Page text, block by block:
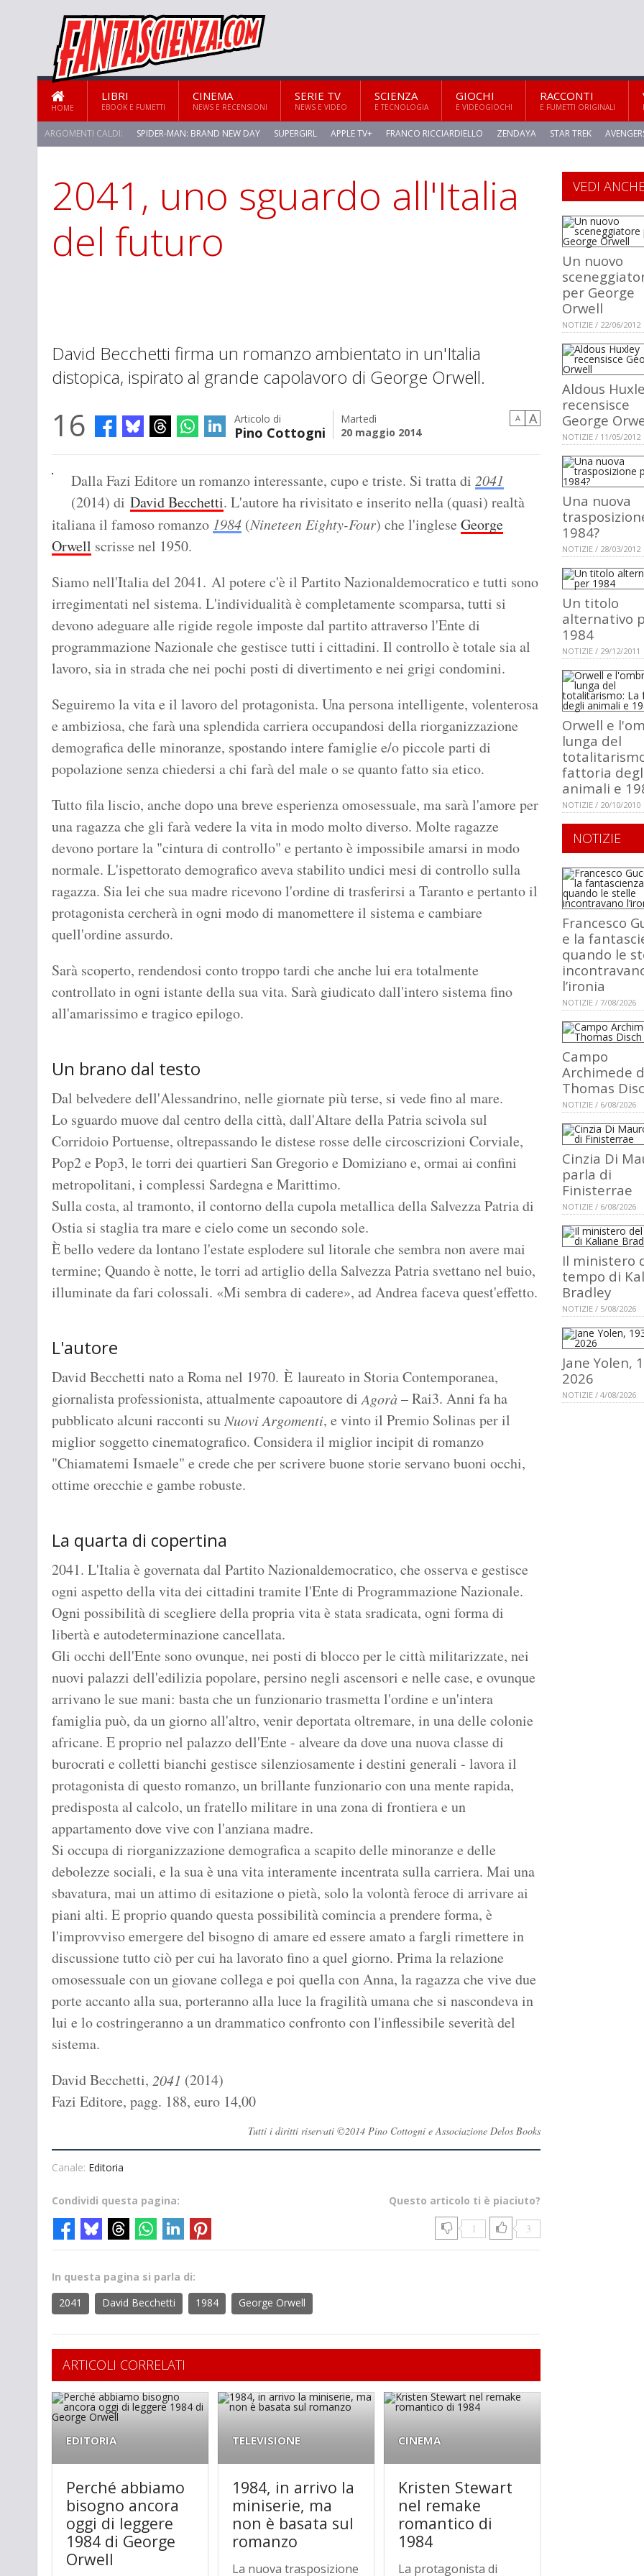
HOME
LIBRI
EBOOK E FUMETTI
CINEMA
NEWS E RECENSIONI
SERIE TV
NEWS E VIDEO
SCIENZA
E TECNOLOGIA
GIOCHI
E VIDEOGIOCHI
RACCONTI
E FUMETTI ORIGINALI
ARGOMENTI CALDI: SPIDER-MAN: BRAND NEW DAY SUPERGIRL APPLE TV+ FRANCO RICCIARDIELLO ZENDAYA STAR TREK
STAR TREK: STRANGE NEW WORLDS
2041, uno sguardo all'Italia
del futuro
David Becchetti firma un romanzo ambientato in un'Italia
distopica, ispirato al grande capolavoro di George Orwell.
16 Articolo di
Pino Cottogni
Martedì
20 maggio 2014
A A
Dalla Fazi Editore un romanzo interessante, cupo e triste. Si tratta di 2041
(2014) di David Becchetti. L'autore ha rivisitato e inserito nella (quasi) realtà
italiana il famoso romanzo 1984 (Nineteen Eighty-Four) che l'inglese George
Orwell scrisse nel 1950.
Siamo nell'Italia del 2041. Al potere c'è il Partito Nazionaldemocratico e tutti sono
irregimentati nel sistema. L'individualità è completamente scomparsa, tutti si
devono adeguare alle rigide regole imposte dal partito attraverso l'Ente di
programmazione Nazionale che gestisce tutti i cittadini. Il controllo è totale sia al
lavoro, sia in strada che nei pochi posti di divertimento e nei grigi condomini.
Seguiremo la vita e il lavoro del protagonista. Una persona intelligente, volenterosa
e ambiziosa, che farà una splendida carriera occupandosi della riorganizzazione
demografica delle minoranze, spostando intere famiglie e/o piccole parti di
popolazione senza chiedersi a chi farà del male o se quanto fatto sia etico.
Tutto fila liscio, anche dopo una breve esperienza omosessuale, ma sarà l'amore per
una ragazza che gli farà vedere la vita in modo molto diverso. Molte ragazze
devono portare la "cintura di controllo" e pertanto è impossibile amarsi in modo
normale. L'ispettorato demografico aveva stabilito undici mesi di controllo sulla
ragazza. Sia lei che sua madre ricevono l'ordine di trasferirsi a Taranto e pertanto il
protagonista cercherà in ogni modo di manomettere il sistema e cambiare
quell'ordine assurdo.
Sarà scoperto, rendendosi conto troppo tardi che anche lui era totalmente
controllato in ogni istante della sua vita. Sarà giudicato dall'intero sistema fino
all'amarissimo e tragico epilogo.
Un brano dal testo
Dal belvedere dell'Alessandrino, nelle giornate più terse, si vede fino al mare.
Lo sguardo muove dal centro della città, dall'Altare della Patria scivola sul
Corridoio Portuense, oltrepassando le distese rosse delle circoscrizioni Corviale,
Pop2 e Pop3, le torri dei quartieri San Gregorio e Domiziano e, ormai ai confini
metropolitani, i complessi Sardegna e Marittimo.
Sulla costa, al tramonto, il contorno della cupola metallica della Salvezza Patria di
Ostia si staglia tra mare e cielo come un secondo sole.
È bello vedere da lontano l'estate esplodere sul litorale che sembra non avere mai
termine; Quando è notte, le torri ad artiglio della Salvezza Patria svettano nel buio,
illuminate da fari colossali. «Mi sembra di cadere», ad Andrea faceva quest'effetto.
L'autore
David Becchetti nato a Roma nel 1970. È laureato in Storia Contemporanea,
giornalista professionista, attualmente capoautore di Agorà– Rai3. Anni fa ha
pubblicato alcuni racconti suNuovi Argomenti, e vinto il Premio Solinas per il
miglior soggetto cinematografico. Considera il miglior incipit di romanzo
"Chiamatemi Ismaele" e crede che per scrivere buone storie servano buoni occhi,
ottime orecchie e gambe robuste.
La quarta di copertina
2041. L'Italia è governata dal Partito Nazionaldemocratico, che osserva e gestisce
ogni aspetto della vita dei cittadini tramite l'Ente di Programmazione Nazionale.
Ogni possibilità di scegliere della propria vita è stata sradicata, ogni forma di
libertà e autodeterminazione cancellata.
Gli occhi dell'Ente sono ovunque, nei posti di blocco per le città militarizzate, nei
nuovi palazzi dell'edilizia popolare, persino negli ascensori e nelle case, e ovunque
arrivano le sue mani: basta che un funzionario trasmetta l'ordine e un'intera
famiglia può, da un giorno all'altro, venir deportata oltremare, in una delle colonie
africane. E proprio nel palazzo dell'Ente - alveare da dove una nuova classe di
burocrati e colletti bianchi gestisce silenziosamente i destini generali - lavora il
protagonista di questo romanzo, un brillante funzionario con una mente rapida,
predisposta al calcolo, un fratello militare in una zona di frontiera e un
appartamento dove vive con l'anziana madre.
Si occupa di riorganizzazione demografica a scapito delle minoranze e delle
debolezze sociali, e la sua è una vita interamente incentrata sulla carriera. Mai una
sbavatura, mai un attimo di esitazione o pietà, solo la volontà feroce di arrivare ai
piani alti. E proprio quando questa possibilità comincia a prendere forma, è
l'improvviso emergere del bisogno di amare ed essere amato a fargli rimettere in
discussione tutto ciò per cui ha lavorato fino a quel giorno. Prima la relazione
omosessuale con un giovane collega e poi quella con Anna, la ragazza che vive due
porte accanto alla sua, porteranno alla luce la fragilità umana che si nascondeva in
lui e lo costringeranno a un drammatico confronto con l'inflessibile severità del
sistema.
David Becchetti, 2041 (2014)
Fazi Editore, pagg. 188, euro 14,00
Tutti i diritti riservati ©2014 Pino Cottogni e Associazione Delos Books
Canale: Editoria
Questo articolo ti è piaciuto?
1 3
Condividi questa pagina:
In questa pagina si parla di:
2041
David Becchetti 1984 George Orwell
ARTICOLI CORRELATI
EDITORIA
Perché abbiamo
bisogno ancora
oggi di leggere
1984 di George
Orwell
TELEVISIONE
1984, in arrivo la
miniserie, ma
non è basata sul
romanzo
La nuova trasposizione
CINEMA
Kristen Stewart
nel remake
romantico di
1984
La protagonista di
VEDI ANCHE
Un nuovo
per George
Orwell
NOTIZIE / 22/06/2012
Aldous
recensisce
George
NOTIZIE / 11/05/2012
Una nuova
1984?
NOTIZIE / 28/03/2012
Un titolo
alternativo
1984
NOTIZIE / 29/12/2011
Orwell e
lunga del
fattoria
animali e
NOTIZIE / 20/10/2010
NOTIZIE
Francesco
e la
quando le
l’ironia
NOTIZIE / 7/08/2026
Campo
Archimede
Thomas
NOTIZIE / 6/08/2026
Cinzia Di
parla di
Finisterrae
NOTIZIE / 6/08/2026
Il ministero
tempo di
Bradley
NOTIZIE / 5/08/2026
Jane Yolen,
2026
NOTIZIE / 4/08/2026